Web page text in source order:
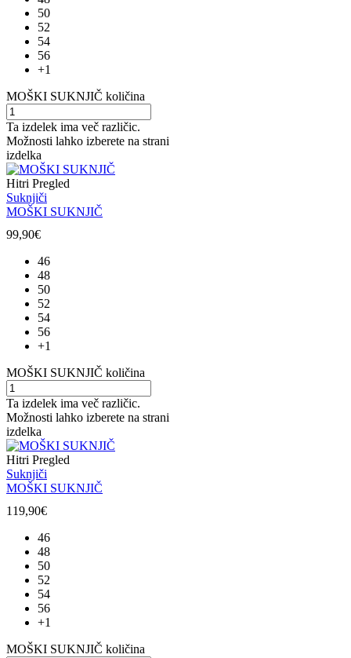
50
52
54
56
+1
MOŠKI SUKNJIČ količina
Ta izdelek ima več različic.
Možnosti lahko izberete na strani
izdelka
Hitri Pregled
Suknjiči
MOŠKI SUKNJIČ
99,90€
46
48
50
52
54
56
+1
MOŠKI SUKNJIČ količina
Ta izdelek ima več različic.
Možnosti lahko izberete na strani
izdelka
Hitri Pregled
Suknjiči
MOŠKI SUKNJIČ
119,90€
46
48
50
52
54
56
+1
MOŠKI SUKNJIČ količina